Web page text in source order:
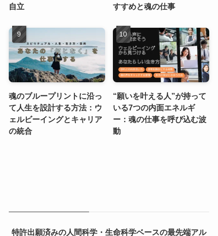
自立
すすめと魂の仕事
魂のブループリントに沿っ
て人生を設計する方法：ウ
ェルビーイングとキャリア
の統合
“願いを叶える人”が持って
いる7つの内面エネルギ
ー：魂の仕事を呼び込む波
動
特許出願済みの人間科学・生命科学ベースの最先端アル